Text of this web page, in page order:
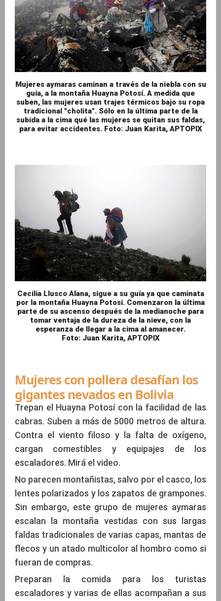
Mujeres aymaras caminan a través de la niebla con su
guía, a la montaña Huayna Potosí. A medida que
suben, las mujeres usan trajes térmicos bajo su ropa
tradicional "cholita". Sólo en la última parte de la
subida a la cima qué las mujeres se quitan sus faldas,
para evitar accidentes. Foto: Juan Karita, APTOPIX
Cecilia Llusco Alana, sigue a su guía ya que caminata
por la montaña Huayna Potosí. Comenzaron la última
parte de su ascenso después de la medianoche para
tomar ventaja de la dureza de la nieve, con la
esperanza de llegar a la cima al amanecer.
Foto: Juan Karita, APTOPIX
Mujeres con pollera desafían los
gigantes nevados en Bolivia
Trepan el Huayna Potosí con la facilidad de las
cabras. Suben a más de 5000 metros de altura.
Contra el viento filoso y la falta de oxígeno,
cargan comestibles y equipajes de los
escaladores. Mirá el video.
No parecen montañistas, salvo por el casco, los
lentes polarizados y los zapatos de grampones.
Sin embargo, este grupo de mujeres aymaras
escalan la montaña vestidas con sus largas
faldas tradicionales de varias capas, mantas de
flecos y un atado multicolor al hombro como si
fueran de compras.
Preparan la comida para los turistas
escaladores y varias de ellas acompañan a sus